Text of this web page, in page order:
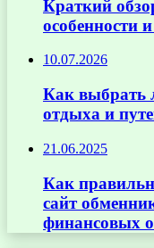
Краткий
особенности
10.07.2026
Как выбрать
отдыха и
21.06.2025
Как
сайт
финансовых